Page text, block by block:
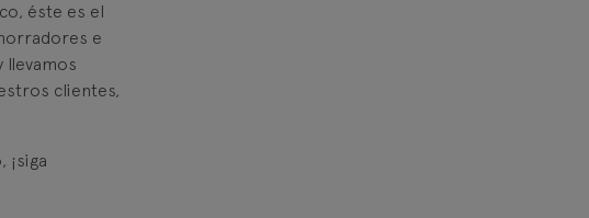
éste es el
e
llevamos
clientes,